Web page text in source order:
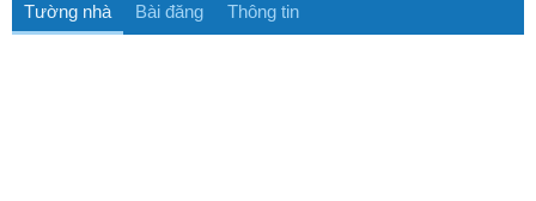
Tường nhà Bài đăng Thông tin